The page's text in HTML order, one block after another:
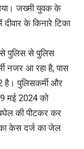
जख्मी युवक के
के किनारे टिका
पुलिस से पुलिस
नजर आ रहा है, पास
है। पुलिसकर्मी और
मई 2024 को
बघेल की पीटकर कर
का केस दर्ज का जेल